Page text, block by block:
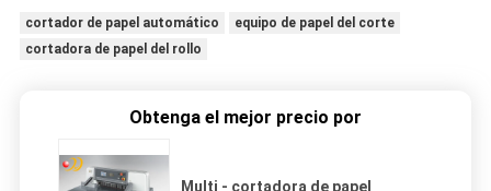
cortador de papel automático
equipo de papel del corte
cortadora de papel del rollo
Obtenga el mejor precio por
Multi - cortadora de papel